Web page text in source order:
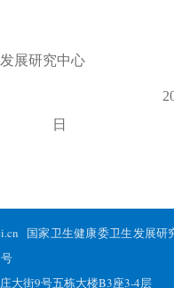
展研究中心
日
国家卫生健康委卫生发展
大街9号五栋大楼B3座3-4层